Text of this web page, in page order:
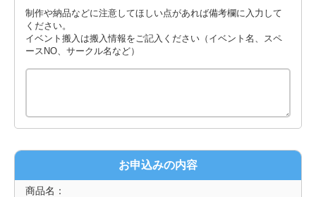
制作や納品などに注意してほしい点があれば備考欄に入力して
ください。
イベント搬入は搬入情報をご記入ください（イベント名、スペ
ースNO、サークル名など）
お申込みの内容
商品名：